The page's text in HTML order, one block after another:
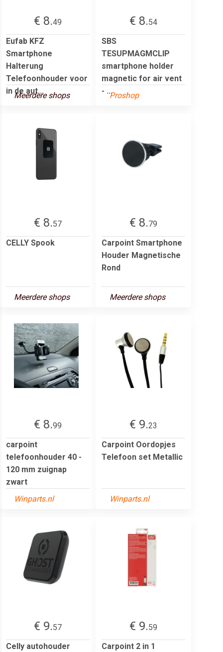
€ 8.49
Eufab KFZ
Smartphone
Halterung
Telefoonhouder voor
in de aut...
Meerdere shops
€ 8.54
SBS
TESUPMAGMCLIP
smartphone holder
magnetic for air vent
- ...Proshop
€ 8.57
CELLY Spook
Meerdere shops
€ 8.79
Carpoint Smartphone
Houder Magnetische
Rond
Meerdere shops
€ 8.99
carpoint
telefoonhouder 40 -
120 mm zuignap
zwart
Winparts.nl
€ 9.23
Carpoint Oordopjes
Telefoon set Metallic
Winparts.nl
€ 9.57
Celly autohouder
€ 9.59
Carpoint 2 in 1